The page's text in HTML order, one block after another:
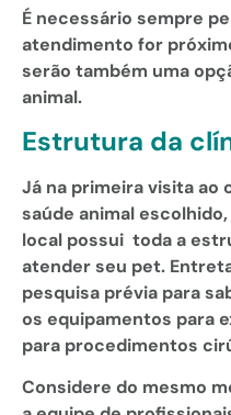
É necessário sempre
atendimento for
serão também uma
animal.
Estrutura da
Já na primeira visita ao
saúde animal
local possui toda a
atender seu pet.
pesquisa prévia para
os equipamentos para
para procedimentos
Considere do mesmo